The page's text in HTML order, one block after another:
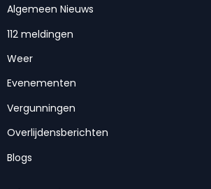
Algemeen Nieuws
112 meldingen
Weer
Evenementen
Vergunningen
Overlijdensberichten
Blogs